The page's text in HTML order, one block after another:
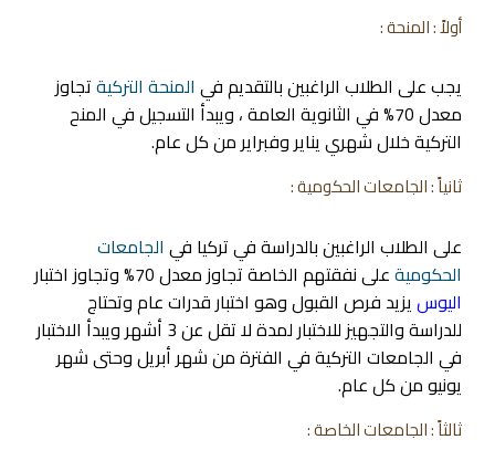
أولاً : المنحة :
يجب على الطلاب الراغبين بالتقديم في المنحة التركيةتجاوز
معدل 70% في الثانوية العامة ، ويبدأ التسجيل في المنح
التركية خلال شهري يناير وفبراير من كل عام.
ثانياً : الجامعات الحكومية :
على الطلاب الراغبين بالدراسة في تركيا في الجامعات
الحكوميةعلى نفقتهم الخاصة تجاوز معدل 70% وتجاوز اختبار
اليوس يزيد فرص القبول وهو اختبار قدرات عام وتحتاج
للدراسة والتجهيز للاختبار لمدة لا تقل عن 3 أشهر ويبدأ الاختبار
في الجامعات التركية في الفترة من شهر أبريل وحتى شهر
يونيو من كل عام.
ثالثاً : الجامعات الخاصة :